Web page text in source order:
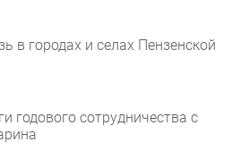
в городах и селах Пензенской
годового сотрудничества с